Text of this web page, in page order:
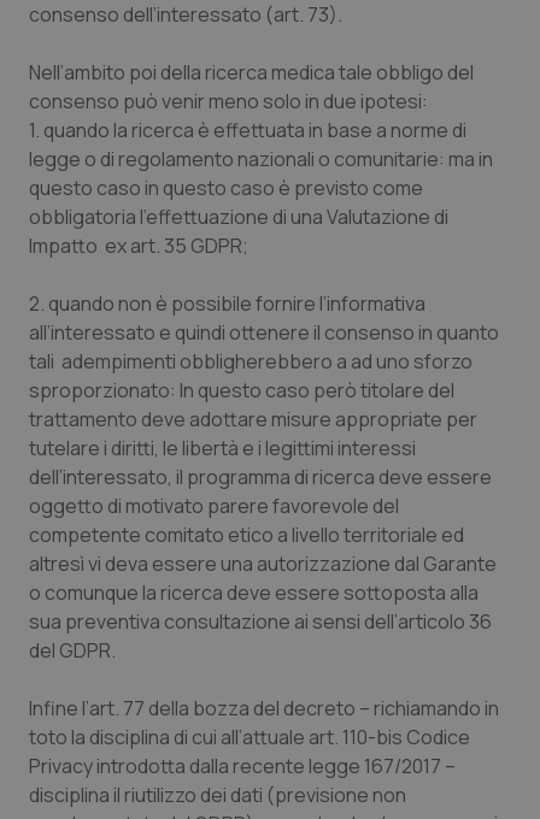
consenso dell’interessato (art. 73).
Nell’ambito poi della ricerca medica tale obbligo del
consenso può venir meno solo in due ipotesi:
1. quando la ricerca è effettuata in base a norme di
legge o di regolamento nazionali o comunitarie: ma in
questo caso in questo caso è previsto come
obbligatoria l’effettuazione di una Valutazione di
Impatto ex art. 35 GDPR;
2. quando non è possibile fornire l’informativa
all’interessato e quindi ottenere il consenso in quanto
tali adempimenti obbligherebbero a ad uno sforzo
sproporzionato: In questo caso però titolare del
trattamento deve adottare misure appropriate per
tutelare i diritti, le libertà e i legittimi interessi
dell’interessato, il programma di ricerca deve essere
oggetto di motivato parere favorevole del
competente comitato etico a livello territoriale ed
altresì vi deva essere una autorizzazione dal Garante
o comunque la ricerca deve essere sottoposta alla
sua preventiva consultazione ai sensi dell’articolo 36
del GDPR.
Infine l’art. 77 della bozza del decreto – richiamando in
toto la disciplina di cui all’attuale art. 110-bis Codice
Privacy introdotta dalla recente legge 167/2017 –
disciplina il riutilizzo dei dati (previsione non